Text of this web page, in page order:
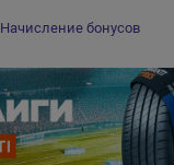
Начисление бонусов